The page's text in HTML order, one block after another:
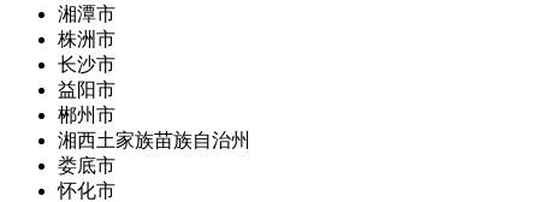
湘潭市
株洲市
长沙市
益阳市
郴州市
湘西土家族苗族自治州
娄底市
怀化市